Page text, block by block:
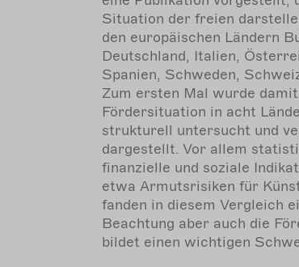
Situation der freien
den europäischen Ländern
Deutschland, Italien,
Spanien, Schweden,
Zum ersten Mal wurde
Fördersituation in acht
strukturell untersucht und
dargestellt. Vor allem
finanzielle und soziale
etwa Armutsrisiken für
fanden in diesem Vergleich
Beachtung aber auch die
bildet einen wichtigen